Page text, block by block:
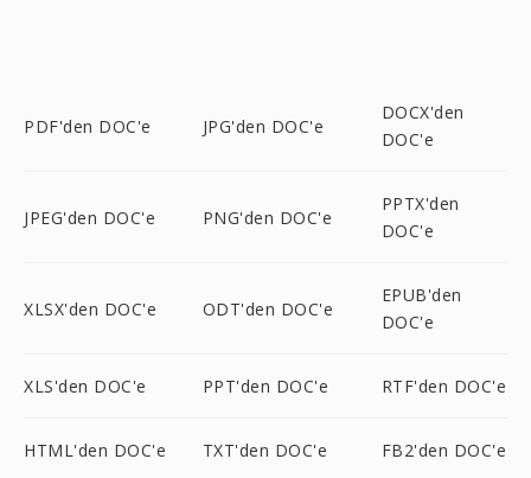
PDF'den DOC'e JPG'den DOC'e
DOCX'den
DOC'e
JPEG'den DOC'e PNG'den DOC'e
PPTX'den
DOC'e
XLSX'den DOC'e ODT'den DOC'e
EPUB'den
DOC'e
XLS'den DOC'e PPT'den DOC'e RTF'den DOC'e
HTML'den DOC'e TXT'den DOC'e FB2'den DOC'e